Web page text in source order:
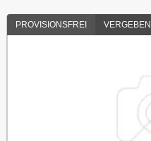
PROVISIONSFREI VERGEBEN